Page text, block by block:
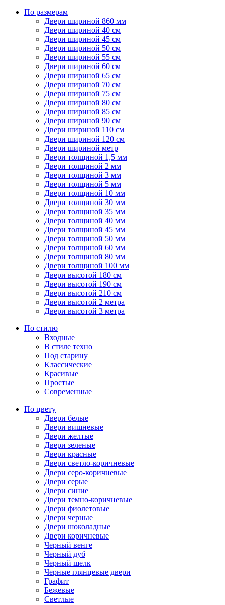
По размерам
Двери шириной 860 мм
Двери шириной 40 см
Двери шириной 45 см
Двери шириной 50 см
Двери шириной 55 см
Двери шириной 60 см
Двери шириной 65 см
Двери шириной 70 см
Двери шириной 75 см
Двери шириной 80 см
Двери шириной 85 см
Двери шириной 90 см
Двери шириной 110 см
Двери шириной 120 см
Двери шириной метр
Двери толщиной 1,5 мм
Двери толщиной 2 мм
Двери толщиной 3 мм
Двери толщиной 5 мм
Двери толщиной 10 мм
Двери толщиной 30 мм
Двери толщиной 35 мм
Двери толщиной 40 мм
Двери толщиной 45 мм
Двери толщиной 50 мм
Двери толщиной 60 мм
Двери толщиной 80 мм
Двери толщиной 100 мм
Двери высотой 180 см
Двери высотой 190 см
Двери высотой 210 см
Двери высотой 2 метра
Двери высотой 3 метра
По стилю
Входные
В стиле техно
Под старину
Классические
Красивые
Простые
Современные
По цвету
Двери белые
Двери вишневые
Двери желтые
Двери зеленые
Двери красные
Двери светло-коричневые
Двери серо-коричневые
Двери серые
Двери синие
Двери темно-коричневые
Двери фиолетовые
Двери черные
Двери шоколадные
Двери коричневые
Черный венге
Черный дуб
Черный шелк
Черные глянцевые двери
Графит
Бежевые
Светлые